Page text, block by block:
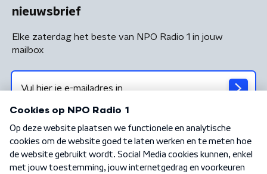
nieuwsbrief
Elke zaterdag het beste van NPO Radio 1 in jouw
mailbox
Algemene voorwaarden